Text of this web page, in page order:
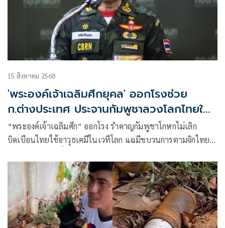
15 สิงหาคม 2568
'พระองค์เจ้าเฉลิมศึกยุคล' ออกโรงช่วย
ก.ต่างประเทศ ประจานกัมพูชาลวงโลกไทยใช้
อาวุธเคมี
“พระองค์เจ้าเฉลิมศึก” ออกโรง รำคาญกัมพูชาโกหกไม่เลิก
บิดเบือนไทยใช้อาวุธเคมีในเวทีโลก แฉมีขบวนการตามจิกไทย
โลกให้